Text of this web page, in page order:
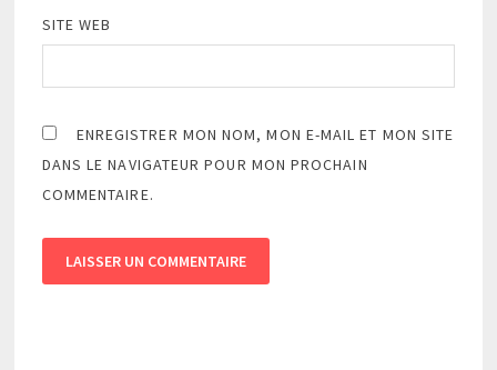
SITE WEB
ENREGISTRER MON NOM, MON E-MAIL ET MON SITE
DANS LE NAVIGATEUR POUR MON PROCHAIN
COMMENTAIRE.